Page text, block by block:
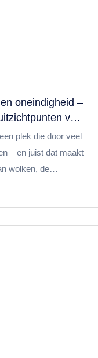
oneindigheid –
van
plek die door veel
– en juist dat maakt
wolken, de
hier een